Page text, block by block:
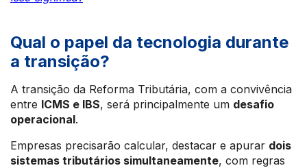
Qual o papel da tecnologia durante
a transição?
A transição da Reforma Tributária, com a convivência
entre ICMS e IBS, será principalmente um desafio
operacional.
Empresas precisarão calcular, destacar e apurar dois
sistemas tributários simultaneamente, com regras